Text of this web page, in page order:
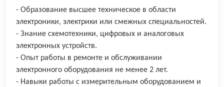
- Образование высшее техническое в области
электроники, электрики или смежных специальностей.
- Знание схемотехники, цифровых и аналоговых
электронных устройств.
- Опыт работы в ремонте и обслуживании
электронного оборудования не менее 2 лет.
- Навыки работы с измерительным оборудованием и